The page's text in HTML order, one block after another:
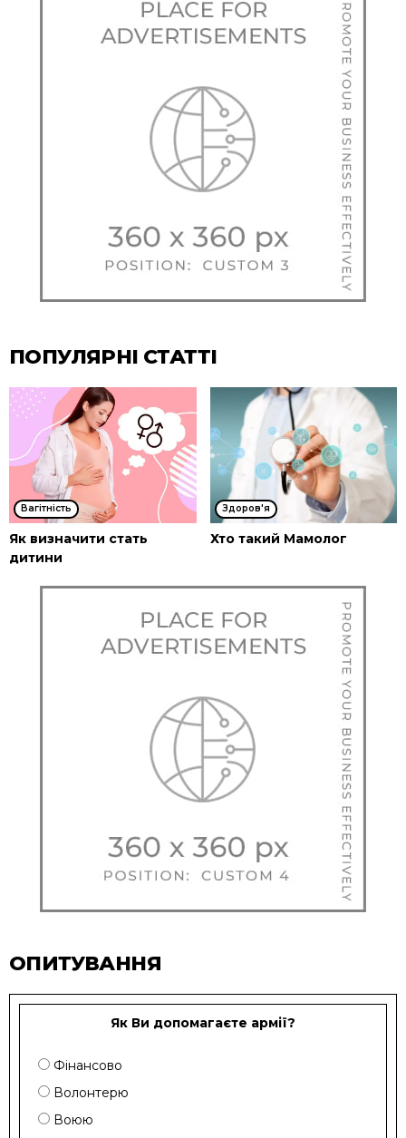
ПОПУЛЯРНІ СТАТТІ
Вагітність
Як визначити стать
дитини
Здоров'я
Хто такий Мамолог
ОПИТУВАННЯ
Як Ви допомагаєте армії?
Фінансово
Волонтерю
Воюю